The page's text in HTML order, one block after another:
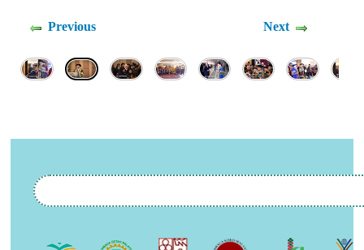
Previous Next